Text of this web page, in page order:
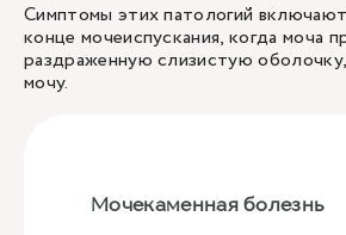
Симптомы этих патологий
конце мочеиспускания, когда моча
раздраженную слизистую
мочу.
Мочекаменная болезнь